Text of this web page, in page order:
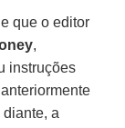
que o editor
,
instruções
a